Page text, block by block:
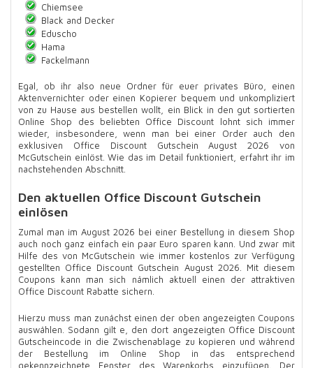
Chiemsee
Black and Decker
Eduscho
Hama
Fackelmann
Egal, ob ihr also neue Ordner für euer privates Büro, einen
Aktenvernichter oder einen Kopierer bequem und unkompliziert
von zu Hause aus bestellen wollt, ein Blick in den gut sortierten
Online Shop des beliebten Office Discount lohnt sich immer
wieder, insbesondere, wenn man bei einer Order auch den
exklusiven Office Discount Gutschein August 2026 von
McGutschein einlöst. Wie das im Detail funktioniert, erfahrt ihr im
nachstehenden Abschnitt.
Den aktuellen Office Discount Gutschein
einlösen
Zumal man im August 2026 bei einer Bestellung in diesem Shop
auch noch ganz einfach ein paar Euro sparen kann. Und zwar mit
Hilfe des von McGutschein wie immer kostenlos zur Verfügung
gestellten Office Discount Gutschein August 2026. Mit diesem
Coupons kann man sich nämlich aktuell einen der attraktiven
Office Discount Rabatte sichern.
Hierzu muss man zunächst einen der oben angezeigten Coupons
auswählen. Sodann gilt e, den dort angezeigten Office Discount
Gutscheincode in die Zwischenablage zu kopieren und während
der Bestellung im Online Shop in das entsprechend
gekennzeichnete Fenster des Warenkorbs einzufügen. Der